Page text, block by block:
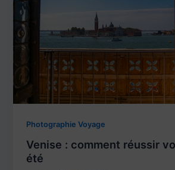
Photographie Voyage
Venise : comment réussir
été